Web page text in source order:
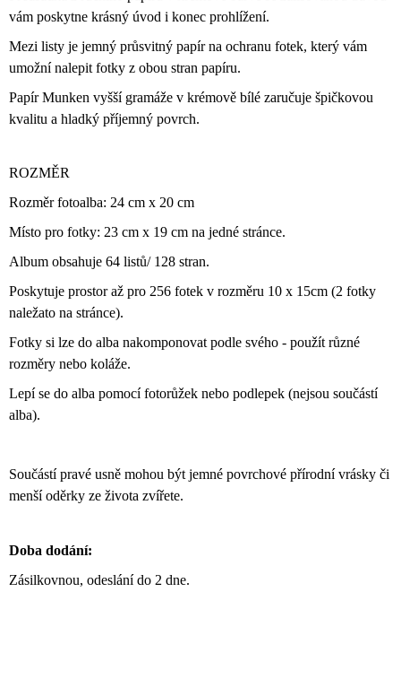
vám poskytne krásný úvod i konec prohlížení.
Mezi listy je jemný průsvitný papír na ochranu fotek, který vám
umožní nalepit fotky z obou stran papíru.
Papír Munken vyšší gramáže v krémově bílé zaručuje špičkovou
kvalitu a hladký příjemný povrch.
ROZMĚR
Rozměr fotoalba: 24 cm x 20 cm
Místo pro fotky: 23 cm x 19 cm na jedné stránce.
Album obsahuje 64 listů/ 128 stran.
Poskytuje prostor až pro 256 fotek v rozměru 10 x 15cm (2 fotky
naležato na stránce).
Fotky si lze do alba nakomponovat podle svého - použít různé
rozměry nebo koláže.
Lepí se do alba pomocí fotorůžek nebo podlepek (nejsou součástí
alba).
Součástí pravé usně mohou být jemné povrchové přírodní vrásky či
menší oděrky ze života zvířete.
Doba dodání:
Zásilkovnou, odeslání do 2 dne.